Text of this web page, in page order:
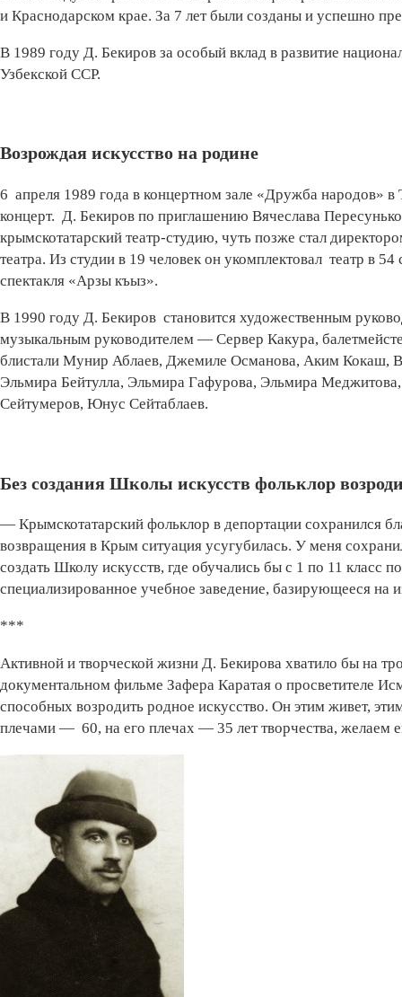
и Краснодарском крае. За 7 лет были созданы и успешно
В 1989 году Д. Бекиров за особый вклад в развитие
Узбекской ССР.
Возрождая искусство на родине
6 апреля 1989 года в концертном зале «Дружба народов»
концерт. Д. Бекиров по приглашению Вячеслава Пересунько
крымскотатарский театр-студию, чуть позже стал
театра. Из студии в 19 человек он укомплектовал театр в
спектакля «Арзы къыз».
В 1990 году Д. Бекиров становится художественным
музыкальным руководителем — Сервер Какура,
блистали Мунир Аблаев, Джемиле Османова, Аким Кокаш,
Эльмира Бейтулла, Эльмира Гафурова, Эльмира
Сейтумеров, Юнус Сейтаблаев.
Без создания Школы искусств фольклор
— Крымскотатарский фольклор в депортации сохранился
возвращения в Крым ситуация усугубилась. У меня
создать Школу искусств, где обучались бы с 1 по 11 класс
специализированное учебное заведение, базирующееся на
***
Активной и творческой жизни Д. Бекирова хватило бы на
документальном фильме Зафера Каратая о просветителе
способных возродить родное искусство. Он этим живет,
плечами — 60, на его плечах — 35 лет творчества, желаем